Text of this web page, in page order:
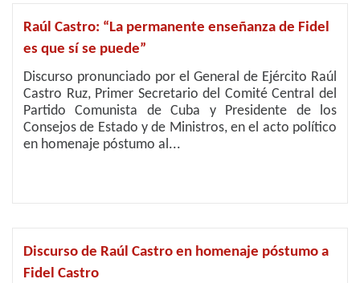
Raúl Castro: “La permanente enseñanza de Fidel
es que sí se puede”
Discurso pronunciado por el General de Ejército Raúl
Castro Ruz, Primer Secretario del Comité Central del
Partido Comunista de Cuba y Presidente de los
Consejos de Estado y de Ministros, en el acto político
en homenaje póstumo al...
Discurso de Raúl Castro en homenaje póstumo a
Fidel Castro